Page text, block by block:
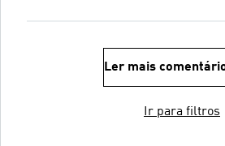
Ler mais
Ir para filtros